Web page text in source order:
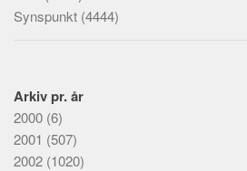
Synspunkt (4444)
Arkiv pr. år
2000 (6)
2001 (507)
2002 (1020)